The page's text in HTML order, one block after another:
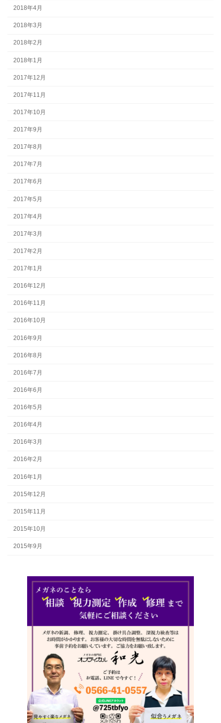
2018年4月
2018年3月
2018年2月
2018年1月
2017年12月
2017年11月
2017年10月
2017年9月
2017年8月
2017年7月
2017年6月
2017年5月
2017年4月
2017年3月
2017年2月
2017年1月
2016年12月
2016年11月
2016年10月
2016年9月
2016年8月
2016年7月
2016年6月
2016年5月
2016年4月
2016年3月
2016年2月
2016年1月
2015年12月
2015年11月
2015年10月
2015年9月